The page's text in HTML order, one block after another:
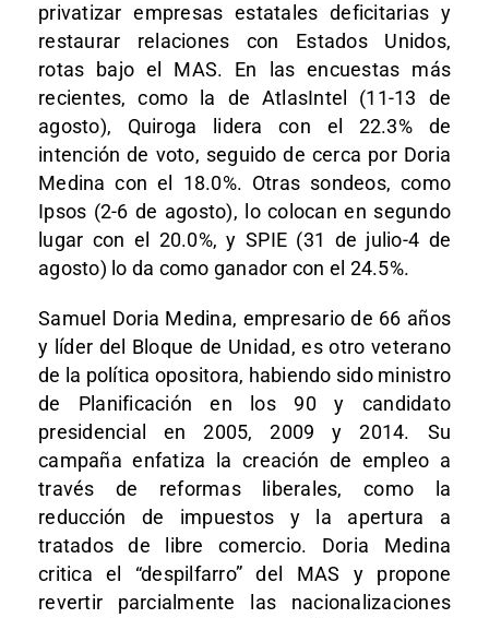
privatizar empresas estatales deficitarias y
restaurar relaciones con Estados Unidos,
rotas bajo el MAS. En las encuestas más
recientes, como la de AtlasIntel (11-13 de
agosto), Quiroga lidera con el 22.3% de
intención de voto, seguido de cerca por Doria
Medina con el 18.0%. Otras sondeos, como
Ipsos (2-6 de agosto), lo colocan en segundo
lugar con el 20.0%, y SPIE (31 de julio-4 de
agosto) lo da como ganador con el 24.5%.
Samuel Doria Medina, empresario de 66 años
y líder del Bloque de Unidad, es otro veterano
de la política opositora, habiendo sido ministro
de Planificación en los 90 y candidato
presidencial en 2005, 2009 y 2014. Su
campaña enfatiza la creación de empleo a
través de reformas liberales, como la
reducción de impuestos y la apertura a
tratados de libre comercio. Doria Medina
critica el “despilfarro” del MAS y propone
revertir parcialmente las nacionalizaciones